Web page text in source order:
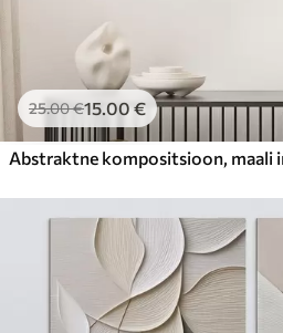
25.00€15.00 €